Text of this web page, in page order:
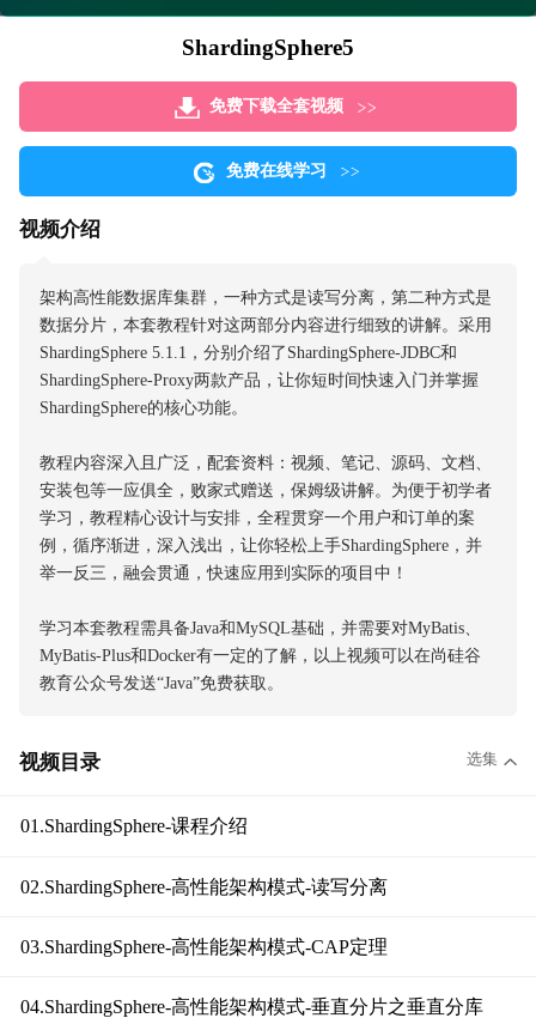
ShardingSphere5
免费下载全套视频
免费在线学习
视频介绍
架构高性能数据库集群，一种方式是读写分离，第二种方式是
数据分片，本套教程针对这两部分内容进行细致的讲解。采用
ShardingSphere 5.1.1，分别介绍了ShardingSphere-JDBC和
ShardingSphere-Proxy两款产品，让你短时间快速入门并掌握
ShardingSphere的核心功能。
教程内容深入且广泛，配套资料：视频、笔记、源码、文档、
安装包等一应俱全，败家式赠送，保姆级讲解。为便于初学者
学习，教程精心设计与安排，全程贯穿一个用户和订单的案
例，循序渐进，深入浅出，让你轻松上手ShardingSphere，并
举一反三，融会贯通，快速应用到实际的项目中！
学习本套教程需具备Java和MySQL基础，并需要对MyBatis、
MyBatis-Plus和Docker有一定的了解，以上视频可以在尚硅谷
教育公众号发送“Java”免费获取。
视频目录 选集
01.ShardingSphere-课程介绍
02.ShardingSphere-高性能架构模式-读写分离
03.ShardingSphere-高性能架构模式-CAP定理
04.ShardingSphere-高性能架构模式-垂直分片之垂直分库